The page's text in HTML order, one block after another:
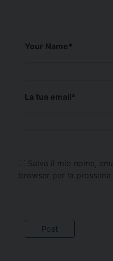
Your Name*
La tua email*
Salva il mio nome,
browser per la